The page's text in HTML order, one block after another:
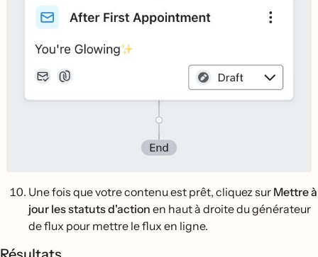
Une fois que votre contenu est prêt, cliquez sur Mettre à
jour les statuts d'action en haut à droite du générateur
de flux pour mettre le flux en ligne.